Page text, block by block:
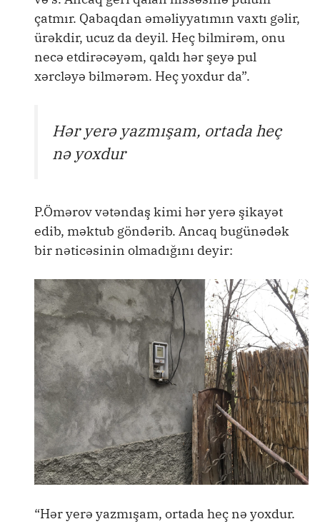
çatmır. Qabaqdan əməliyyatımın vaxtı gəlir,
ürəkdir, ucuz da deyil. Heç bilmirəm, onu
necə etdirəcəyəm, qaldı hər şeyə pul
xərcləyə bilmərəm. Heç yoxdur da”.
Hər yerə yazmışam, ortada heç
nə yoxdur
P.Ömərov vətəndaş kimi hər yerə şikayət
edib, məktub göndərib. Ancaq bugünədək
bir nəticəsinin olmadığını deyir:
“Hər yerə yazmışam, ortada heç nə yoxdur.